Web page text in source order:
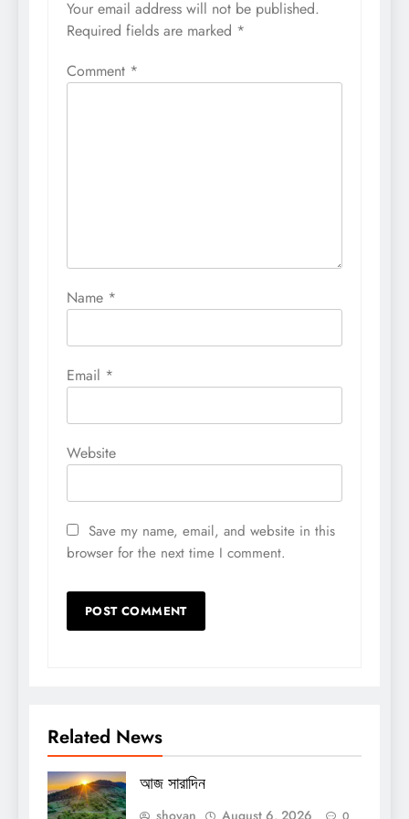
Your email address will not be published.
Required fields are marked *
Comment *
Name *
Email *
Website
Save my name, email, and website in this
browser for the next time I comment.
Related News
আজ সারাদিন
shovan August 6, 2026